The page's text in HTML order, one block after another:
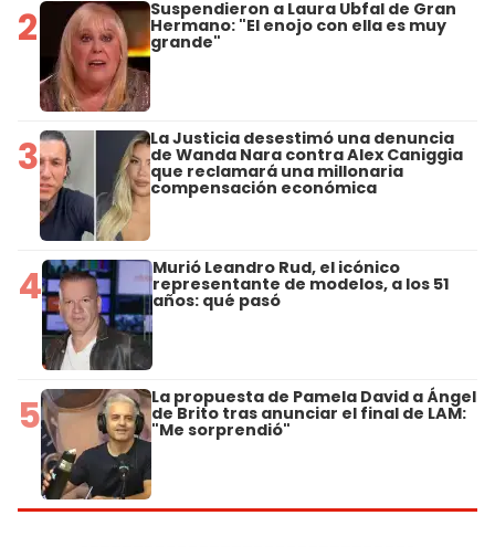
2 Suspendieron a Laura Ubfal de Gran
Hermano: "El enojo con ella es muy
grande"
3 La Justicia desestimó una denuncia
de Wanda Nara contra Alex Caniggia
que reclamará una millonaria
compensación económica
4 Murió Leandro Rud, el icónico
representante de modelos, a los 51
años: qué pasó
5 La propuesta de Pamela David a Ángel
de Brito tras anunciar el final de LAM:
"Me sorprendió"